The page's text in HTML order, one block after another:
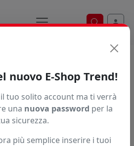
Ricerca
dal 1997
nuovo E-Shop Trend!
tuo solito account ma ti verrà
una nuova password per la
sicurezza.
più semplice inserire i tuoi